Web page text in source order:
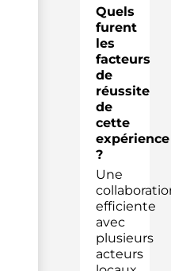
Quels
furent
les
facteurs
de
réussite
de
cette
expérience
?
Une
efficiente
avec
plusieurs
acteurs